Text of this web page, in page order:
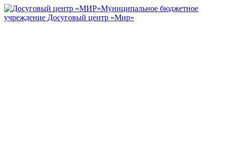
Муниципальное бюджетное
учреждение Досуговый центр «Мир»